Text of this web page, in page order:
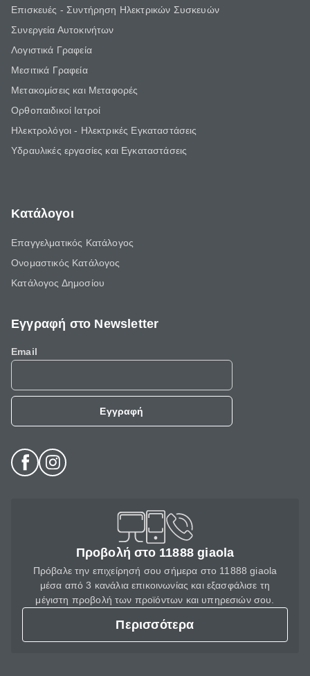
Επισκευές - Συντήρηση Ηλεκτρικών Συσκευών
Συνεργεία Αυτοκινήτων
Λογιστικά Γραφεία
Μεσιτικά Γραφεία
Μετακομίσεις και Μεταφορές
Ορθοπαιδικοί Ιατροί
Ηλεκτρολόγοι - Ηλεκτρικές Εγκαταστάσεις
Υδραυλικές εργασίες και Εγκαταστάσεις
Κατάλογοι
Επαγγελματικός Κατάλογος
Ονομαστικός Κατάλογος
Κατάλογος Δημοσίου
Εγγραφή στο Newsletter
Email
Εγγραφή
Προβολή στο 11888 giaola
Πρόβαλε την επιχείρησή σου σήμερα στο 11888 giaola
μέσα από 3 κανάλια επικοινωνίας και εξασφάλισε τη
μέγιστη προβολή των προϊόντων και υπηρεσιών σου.
Περισσότερα